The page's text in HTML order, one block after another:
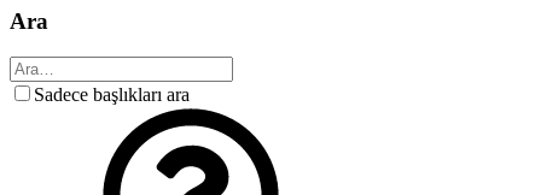
Ara
Sadece başlıkları ara